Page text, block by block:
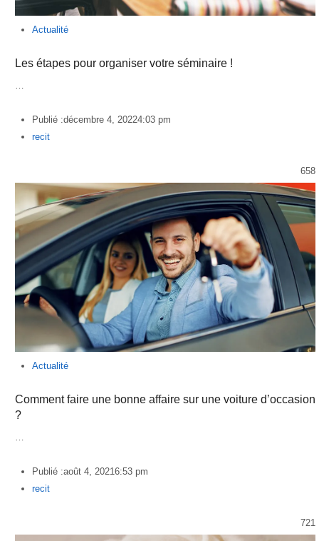
Actualité
Les étapes pour organiser votre séminaire !
Publié :décembre 4, 20224:03 pm
Author
recit
658
Actualité
Comment faire une bonne affaire sur une voiture d’occasion
?
…
Publié :août 4, 20216:53 pm
Author
recit
721